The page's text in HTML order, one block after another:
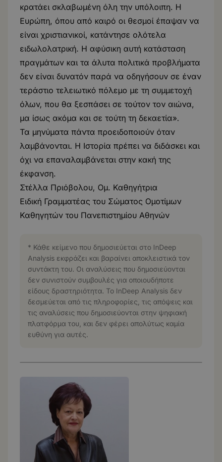
κρατάει σκλαβωμένη όλη την υπόλοιπη. Η
Ευρώπη, όπου από καιρό οι θεσμοί έπαψαν να
είναι χριστιανικοί, κατάντησε ολότελα
ειδωλολατρική. Η αφύσικη αυτή κατάσταση
πραγμάτων και τα άλυτα πολιτικά προβλήματα
δεν είναι δυνατόν παρά να οδηγήσουν σε έναν
τεράστιο τελειωτικό πόλεμο με τη συμμετοχή
όλων, που θα ξεσπάσει σε τούτον τον αιώνα,
μα ίσως ακόμα και σε τούτη τη δεκαετία».
Τα μηνύματα πάντα προειδοποιούν όταν
λαμβάνονται. Η Ιστορία πρέπει να διδάσκει και
όχι να επαναλαμβάνεται στην κακή της
έκφανση.
Στέλλα Πριόβολου, Ομ. Καθηγήτρια
Ειδική Γραμματέας του Σώματος Ομοτίμων
Καθηγητών του Πανεπιστημίου Αθηνών
* Κάθε κείμενο που δημοσιεύεται στο InDeep
Analysis εκφράζει και βαραίνει αποκλειστικά τον
συντάκτη του. Οι αναλύσεις που δημοσιεύονται
δεν συνιστούν συμβουλές για οποιουδήποτε
είδους δραστηριότητα. Το InDeep Analysis δεν
δεσμεύεται από τις πληροφορίες, τις απόψεις και
τις αναλύσεις που δημοσιεύονται στην ψηφιακή
πλατφόρμα του, και δεν φέρει απολύτως καμία
ευθύνη για αυτές.